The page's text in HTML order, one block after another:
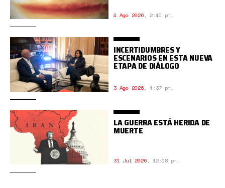
4 Ago 2026, 2:40 pm.
INCERTIDUMBRES Y
ESCENARIOS EN ESTA NUEVA
ETAPA DE DIÁLOGO
3 Ago 2026, 4:37 pm.
LA GUERRA ESTÁ HERIDA DE
MUERTE
31 Jul 2026, 12:08 pm.